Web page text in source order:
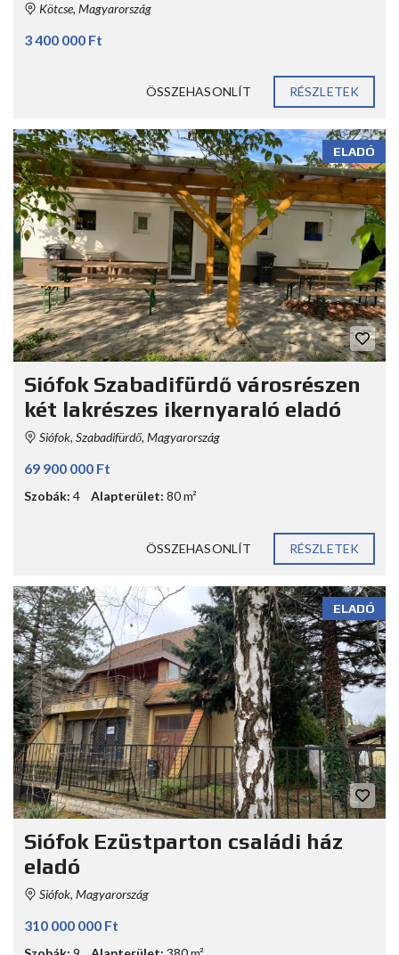
Kötcse, Magyarország
3 400 000 Ft
ÖSSZEHASONLÍT RÉSZLETEK
ELADÓ
Siófok Szabadifürdő városrészen
két lakrészes ikernyaraló eladó
Siófok, Szabadifürdő, Magyarország
69 900 000 Ft
Szobák: 4 Alapterület: 80 m²
ÖSSZEHASONLÍT RÉSZLETEK
ELADÓ
Siófok Ezüstparton családi ház
eladó
Siófok, Magyarország
310 000 000 Ft